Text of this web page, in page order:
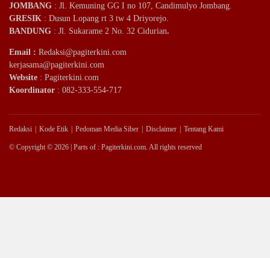
JOMBANG : Jl. Kemuning GG I no 107, Candimulyo Jombang.
GRESIK : Dusun Lopang rt 3 tw 4 Driyorejo.
BANDUNG : Jl. Sukarame 2 No. 32 Cidurian.
Email : Redaksi@pagiterkini.com
kerjasama@pagiterkini.com
Website : Pagiterkini.com
Koordinator : 082-333-554-717
Redaksi Kode Etik Pedoman Media Siber Disclaimer Tentang Kami
© Copyright © 2026 | Parts of : Pagiterkini.com. All rights reserved